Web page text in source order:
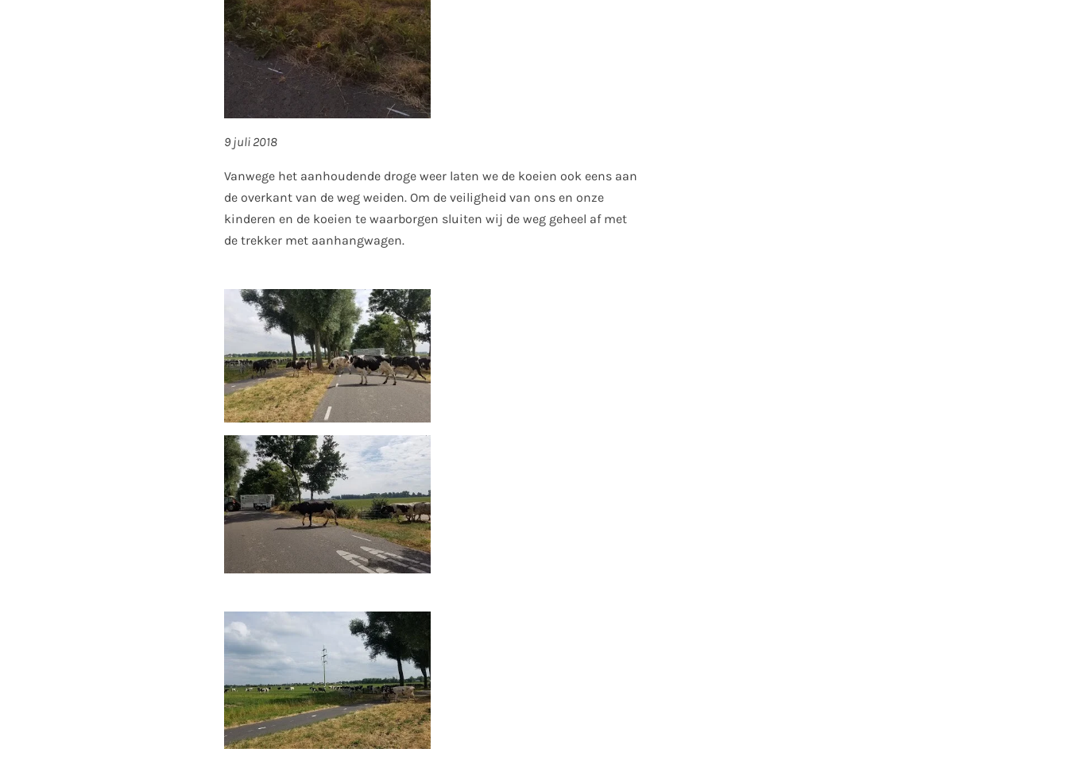
9 juli 2018
Vanwege het aanhoudende droge weer laten we de koeien ook eens aan
de overkant van de weg weiden. Om de veiligheid van ons en onze
kinderen en de koeien te waarborgen sluiten wij de weg geheel af met
de trekker met aanhangwagen.